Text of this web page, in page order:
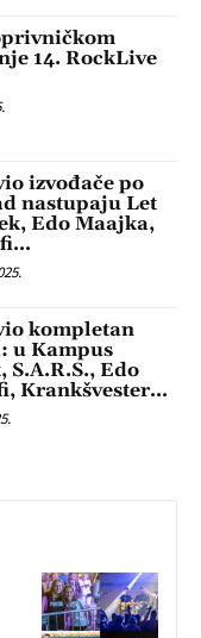
14. RockLive
izvođače po
nastupaju Let
Edo Maajka,
kompletan
u Kampus
S.A.R.S., Edo
Krankšvester…